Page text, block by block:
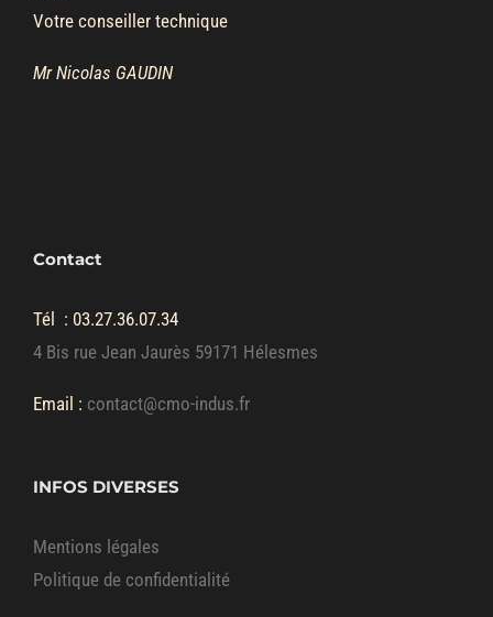
Votre conseiller technique
Mr Nicolas GAUDIN
Contact
Tél : 03.27.36.07.34
4 Bis rue Jean Jaurès 59171 Hélesmes
Email : contact@cmo-indus.fr
INFOS DIVERSES
Mentions légales
Politique de confidentialité